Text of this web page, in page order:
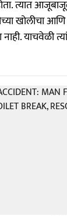
त्यात
खोलीचा
याचवेळी